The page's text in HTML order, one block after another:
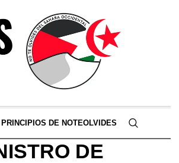
PRINCIPIOS DE NOTEOLVIDES
DE